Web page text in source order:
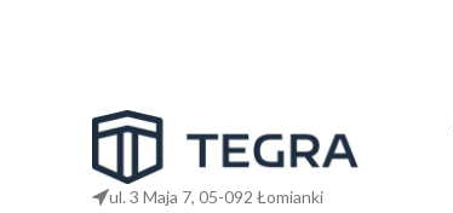
ul. 3 Maja 7, 05-092 Łomianki